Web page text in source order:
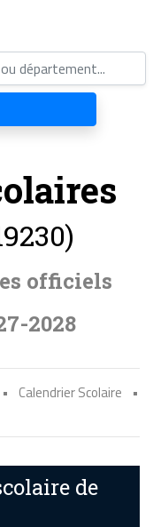
officiels
2028
• Calendrier Scolaire
•
de